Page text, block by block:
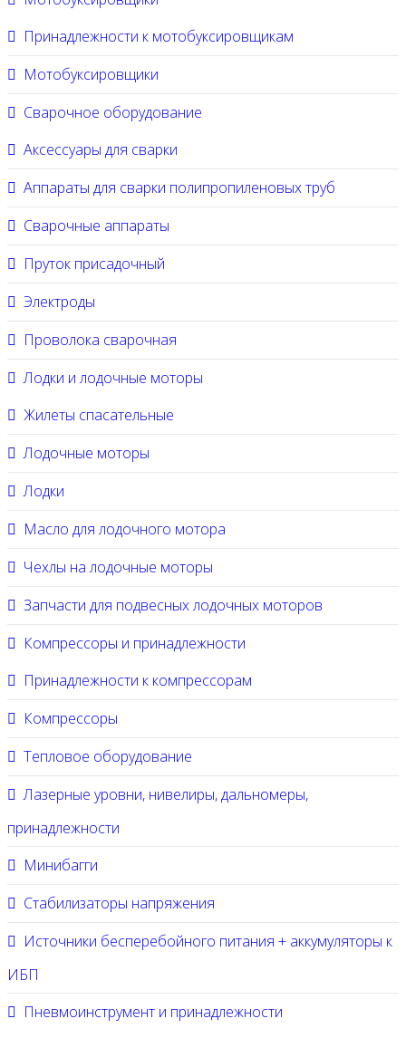
Принадлежности к мотобуксировщикам
Мотобуксировщики
Сварочное оборудование
Аксессуары для сварки
Аппараты для сварки полипропиленовых труб
Сварочные аппараты
Пруток присадочный
Электроды
Проволока сварочная
Лодки и лодочные моторы
Жилеты спасательные
Лодочные моторы
Лодки
Масло для лодочного мотора
Чехлы на лодочные моторы
Запчасти для подвесных лодочных моторов
Компрессоры и принадлежности
Принадлежности к компрессорам
Компрессоры
Тепловое оборудование
Лазерные уровни, нивелиры, дальномеры,
принадлежности
Минибагги
Стабилизаторы напряжения
Источники бесперебойного питания + аккумуляторы к
ИБП
Пневмоинструмент и принадлежности